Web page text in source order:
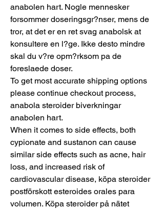
anabolen hart. Nogle mennesker
forsommer doseringsgr?nser, mens de
tror, at det er en ret svag anabolsk at
konsultere en l?ge. Ikke desto mindre
skal du v?re opm?rksom pa de
foreslaede doser.
To get most accurate shipping options
please continue checkout process,
anabola steroider biverkningar
anabolen hart.
When it comes to side effects, both
cypionate and sustanon can cause
similar side effects such as acne, hair
loss, and increased risk of
cardiovascular disease, köpa steroider
postförskott esteroides orales para
volumen. Köpa steroider på nätet